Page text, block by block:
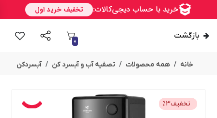
بازگشت
0
خانه همه محصولات تصفیه آب و آبسرد کن آبسردکن
تخفیف %3